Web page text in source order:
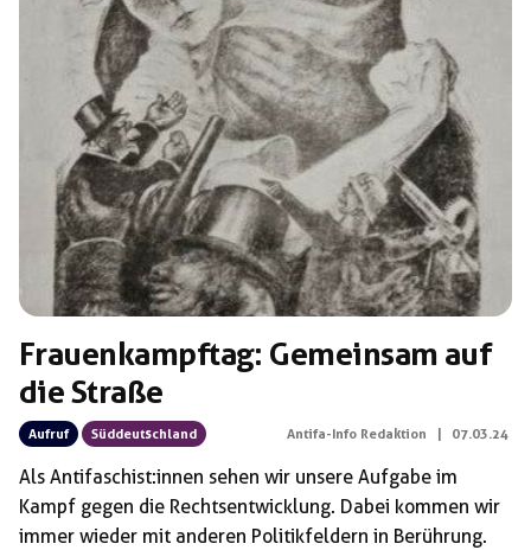
Frauenkampftag: Gemeinsam auf
die Straße
Aufruf Süddeutschland Antifa-Info Redaktion | 07.03.24
Als Antifaschist:innen sehen wir unsere Aufgabe im
Kampf gegen die Rechtsentwicklung. Dabei kommen wir
immer wieder mit anderen Politikfeldern in Berührung.